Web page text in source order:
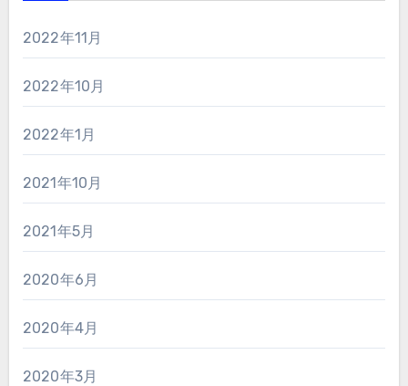
2022年11月
2022年10月
2022年1月
2021年10月
2021年5月
2020年6月
2020年4月
2020年3月